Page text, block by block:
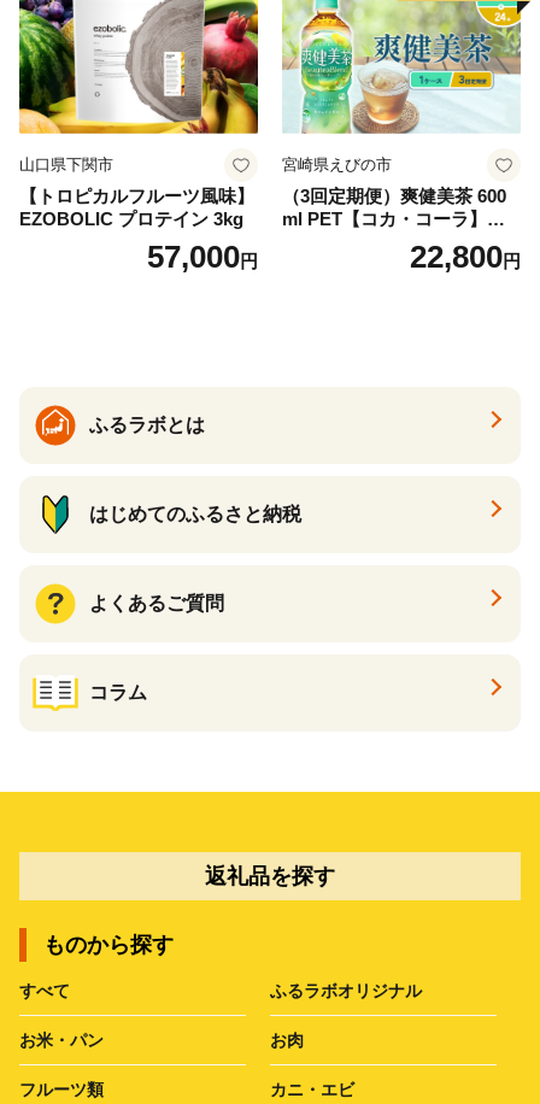
忍野村
山口県下関市
【トロピカルフルーツ風味】
EZOBOLIC プロテイン 3kg
57,000円
宮崎県えびの市
（3回定期便）爽健美茶 600
ml PET【コカ・コーラ】ペ
ットボトル 1ケース(24本) 定
期便 3回(72本) セット お茶
22,800円
ふるラボとは
はじめてのふるさと納税
よくあるご質問
コラム
返礼品を探す
ものから探す
すべて ふるラボオリジナル
お米・パン お肉
フルーツ類 カニ・エビ